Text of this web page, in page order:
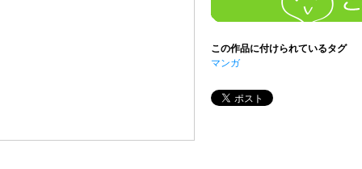
この作品に付けられているタグ
マンガ